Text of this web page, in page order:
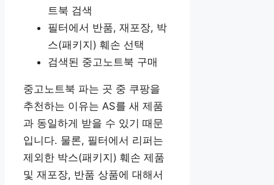
트북 검색
필터에서 반품, 재포장, 박
스(패키지) 훼손 선택
검색된 중고노트북 구매
중고노트북 파는 곳 중 쿠팡을
추천하는 이유는 AS를 새 제품
과 동일하게 받을 수 있기 때문
입니다. 물론, 필터에서 리퍼는
제외한 박스(패키지) 훼손 제품
및 재포장, 반품 상품에 대해서